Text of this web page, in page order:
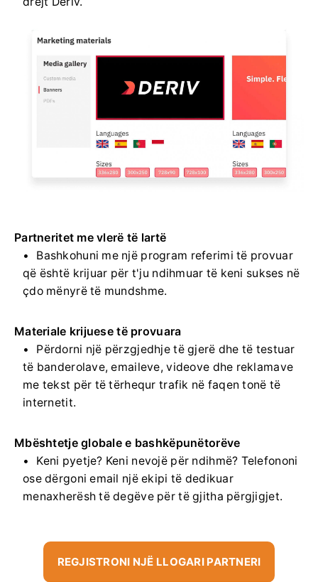
Partneritet me vlerë të lartë
Bashkohuni me një program referimi të provuar
që është krijuar për t'ju ndihmuar të keni sukses në
çdo mënyrë të mundshme.
Materiale krijuese të provuara
Përdorni një përzgjedhje të gjerë dhe të testuar
të banderolave, emaileve, videove dhe reklamave
me tekst për të tërhequr trafik në faqen tonë të
internetit.
Mbështetje globale e bashkëpunëtorëve
Keni pyetje? Keni nevojë për ndihmë? Telefononi
ose dërgoni email një ekipi të dedikuar
menaxherësh të degëve për të gjitha përgjigjet.
REGJISTRONI NJË LLOGARI PARTNERI